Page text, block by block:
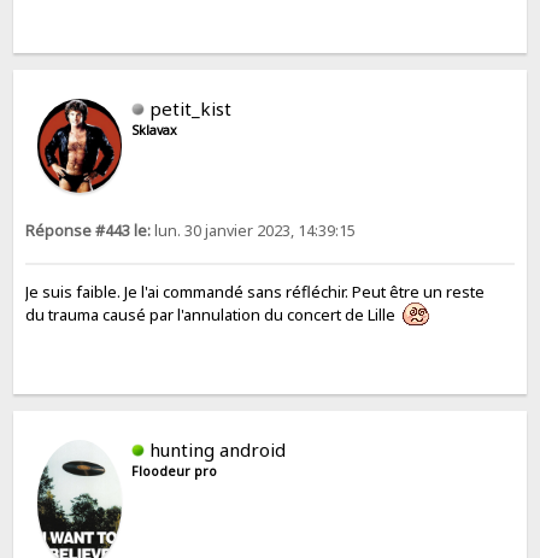
petit_kist
Sklavax
Réponse #443 le:lun. 30 janvier 2023, 14:39:15
Je suis faible. Je l'ai commandé sans réfléchir. Peut être un reste
du trauma causé par l'annulation du concert de Lille
hunting android
Floodeur pro